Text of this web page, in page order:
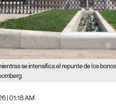
se intensifica el repunte de los
| 01:18 AM